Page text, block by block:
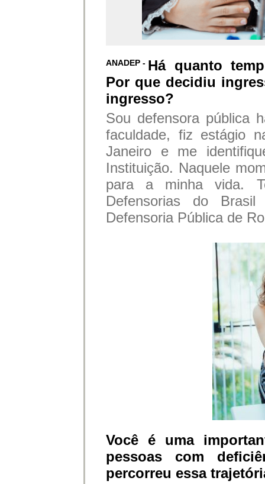
ANADEP - Há quanto
Por que decidiu
ingresso?
Sou defensora pública
faculdade, fiz estágio
Janeiro e me
Instituição. Naquele
para a minha vida.
Defensorias do
Defensoria Pública de
Você é uma
pessoas com
percorreu essa